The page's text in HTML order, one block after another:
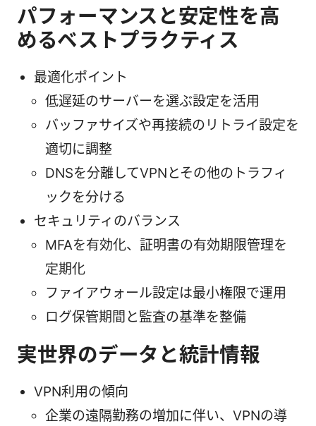
パフォーマンスと安定性を高
めるベストプラクティス
最適化ポイント
低遅延のサーバーを選ぶ設定を活用
バッファサイズや再接続のリトライ設定を
適切に調整
DNSを分離してVPNとその他のトラフィ
ックを分ける
セキュリティのバランス
MFAを有効化、証明書の有効期限管理を
定期化
ファイアウォール設定は最小権限で運用
ログ保管期間と監査の基準を整備
実世界のデータと統計情報
VPN利用の傾向
企業の遠隔勤務の増加に伴い、VPNの導